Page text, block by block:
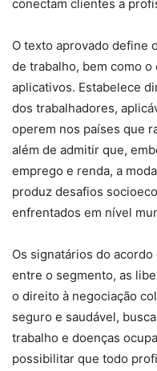
conectam clientes a
O texto aprovado define
de trabalho, bem como
aplicativos. Estabelece
dos trabalhadores,
operem nos países que
além de admitir que,
emprego e renda, a
produz desafios
enfrentados em nível
Os signatários do
entre o segmento, as
o direito à negociação
seguro e saudável,
trabalho e doenças
possibilitar que todo